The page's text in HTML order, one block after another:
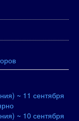
~ 11 сентября
~ 10 сентября